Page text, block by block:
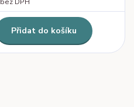
Přidat do košíku